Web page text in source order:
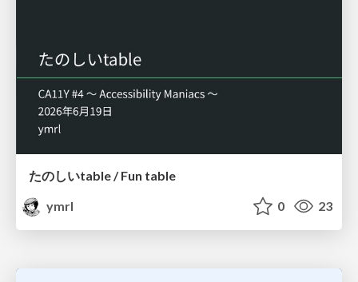
たのしいtable / Fun table
ymrl
0 23